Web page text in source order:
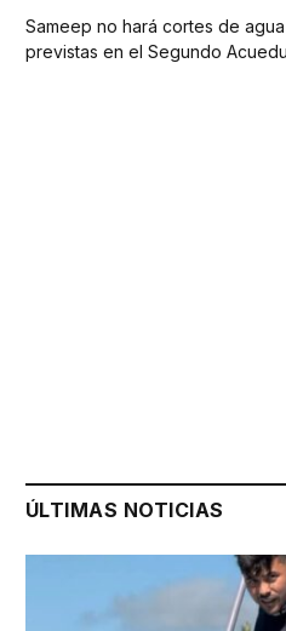
Sameep no hará cortes de
previstas en el Segundo
ÚLTIMAS NOTICIAS